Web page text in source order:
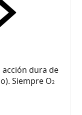
acción dura de
Siempre O2